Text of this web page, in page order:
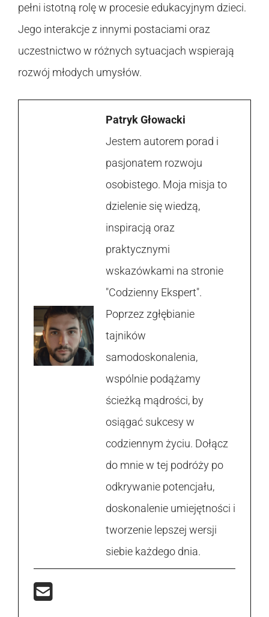
pełni istotną rolę w procesie edukacyjnym dzieci.
Jego interakcje z innymi postaciami oraz
uczestnictwo w różnych sytuacjach wspierają
rozwój młodych umysłów.
Patryk Głowacki
Jestem autorem porad i
pasjonatem rozwoju
osobistego. Moja misja to
dzielenie się wiedzą,
inspiracją oraz
praktycznymi
wskazówkami na stronie
"Codzienny Ekspert".
Poprzez zgłębianie
tajników
samodoskonalenia,
wspólnie podążamy
ścieżką mądrości, by
osiągać sukcesy w
codziennym życiu. Dołącz
do mnie w tej podróży po
odkrywanie potencjału,
doskonalenie umiejętności i
tworzenie lepszej wersji
siebie każdego dnia.